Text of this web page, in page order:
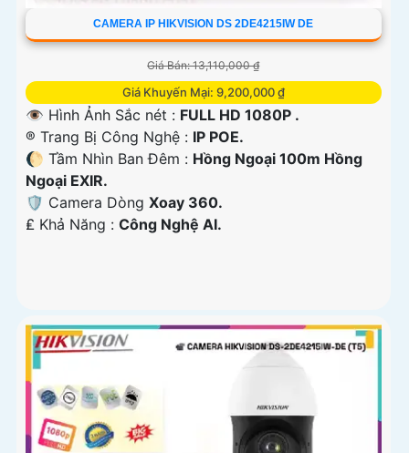
CAMERA IP HIKVISION DS 2DE4215IW DE
Giá Bán: 13,110,000 ₫
Giá Khuyến Mại: 9,200,000 ₫
👁 Hình Ảnh Sắc nét : FULL HD 1080P .
®️ Trang Bị Công Nghệ : IP POE.
🌔 Tầm Nhìn Ban Đêm : Hồng Ngoại 100m Hồng
Ngoại EXIR.
🛡 Camera Dòng Xoay 360.
️₤ Khả Năng : Công Nghệ AI.